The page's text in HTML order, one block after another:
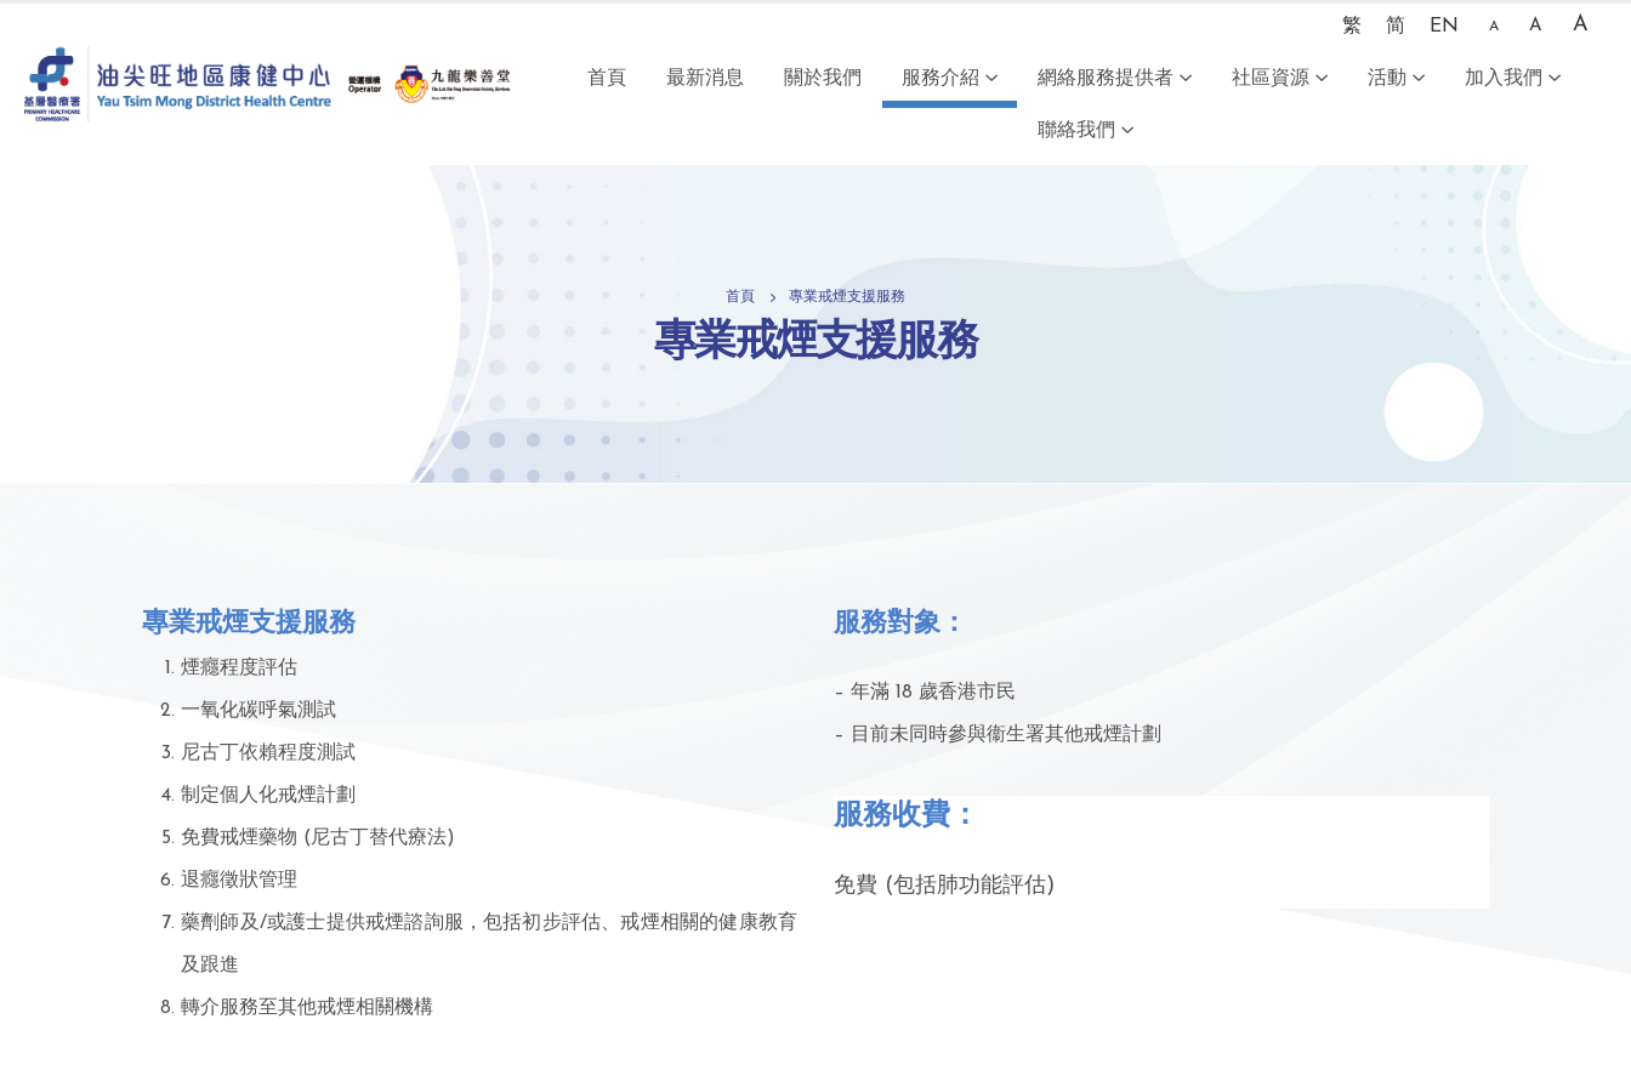
繁 简 EN A A A
首頁 最新消息 關於我們 服務介紹 網絡服務提供者 社區資源 活動 加入我們
聯絡我們
首頁 專業戒煙支援服務
專業戒煙支援服務
專業戒煙支援服務
煙癮程度評估
一氧化碳呼氣測試
尼古丁依賴程度測試
制定個人化戒煙計劃
免費戒煙藥物 (尼古丁替代療法)
退癮徵狀管理
藥劑師及/或護士提供戒煙諮詢服，包括初步評估、戒煙相關的健康教育
及跟進
轉介服務至其他戒煙相關機構
服務對象：
– 年滿 18 歲香港市民
– 目前未同時參與衞生署其他戒煙計劃
服務收費：
免費 (包括肺功能評估)